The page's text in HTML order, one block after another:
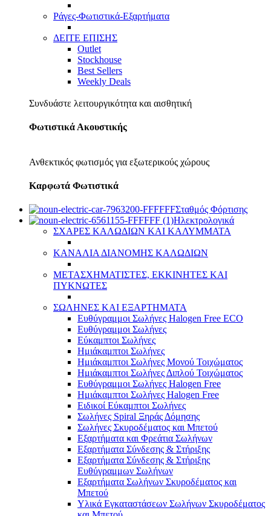
Ράγες-Φωτιστικά-Εξαρτήματα
ΔΕΙΤΕ ΕΠΙΣΗΣ
Outlet
Stockhouse
Best Sellers
Weekly Deals
Συνδυάστε λειτουργικότητα και αισθητική
Φωτιστικά Ακουστικής
Ανθεκτικός φωτισμός για εξωτερικούς χώρους
Καρφωτά Φωτιστικά
Σταθμός Φόρτισης
Ηλεκτρολογικά
ΣΧΑΡΕΣ ΚΑΛΩΔΙΩΝ ΚΑΙ ΚΑΛΥΜΜΑΤΑ
ΚΑΝΑΛΙΑ ΔΙΑΝΟΜΗΣ ΚΑΛΩΔΙΩΝ
ΜΕΤΑΣΧΗΜΑΤΙΣΤΕΣ, ΕΚΚΙΝΗΤΕΣ ΚΑΙ
ΠΥΚΝΩΤΕΣ
ΣΩΛΗΝΕΣ ΚΑΙ ΕΞΑΡΤΗΜΑΤΑ
Ευθύγραμμοι Σωλήνες Halogen Free ECO
Ευθύγραμμοι Σωλήνες
Εύκαμπτοι Σωλήνες
Ημιάκαμπτοι Σωλήνες
Ημιάκαμπτοι Σωλήνες Μονού Τοιχώματος
Ημιάκαμπτοι Σωλήνες Διπλού Τοιχώματος
Ευθύγραμμοι Σωλήνες Halogen Free
Ημιάκαμπτοι Σωλήνες Halogen Free
Ειδικοί Εύκαμπτοι Σωλήνες
Σωλήνες Spiral Ξηράς Δόμησης
Σωλήνες Σκυροδέματος και Μπετού
Εξαρτήματα και Φρεάτια Σωλήνων
Εξαρτήματα Σύνδεσης & Στήριξης
Εξαρτήματα Σύνδεσης & Στήριξης
Ευθύγραμμων Σωλήνων
Εξαρτήματα Σωλήνων Σκυροδέματος και
Μπετού
Υλικά Εγκαταστάσεων Σωλήνων Σκυροδέματος